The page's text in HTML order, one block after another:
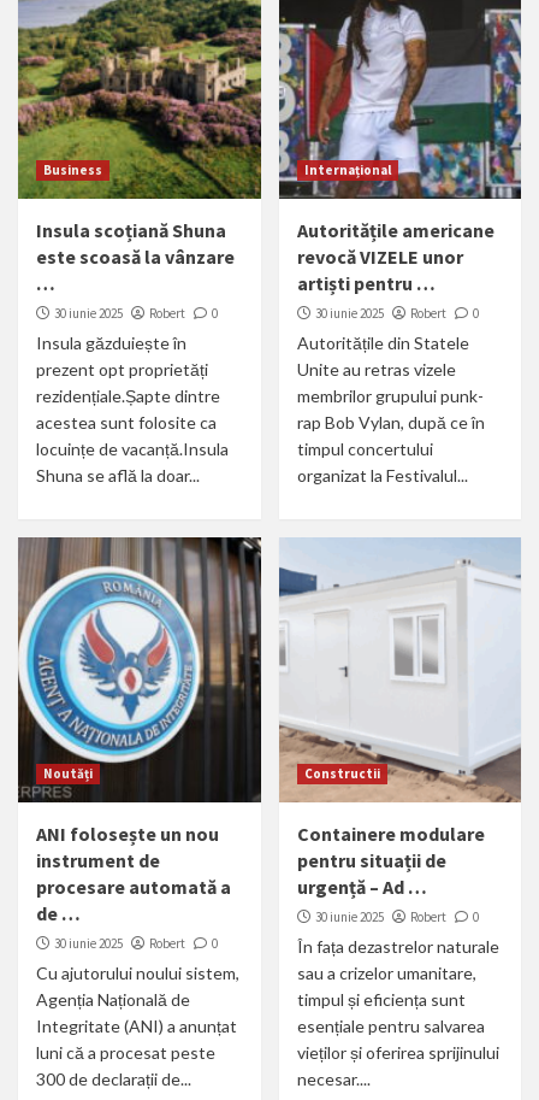
Business
Insula scoțiană Shuna
este scoasă la vânzare
…
30 iunie 2025 Robert 0
Insula găzduiește în
prezent opt proprietăți
rezidențiale.Șapte dintre
acestea sunt folosite ca
locuințe de vacanță.Insula
Shuna se află la doar...
Internațional
Autoritățile americane
revocă VIZELE unor
artiști pentru …
30 iunie 2025 Robert 0
Autoritățile din Statele
Unite au retras vizele
membrilor grupului punk-
rap Bob Vylan, după ce în
timpul concertului
organizat la Festivalul...
Noutăți
ANI folosește un nou
instrument de
procesare automată a
de …
30 iunie 2025 Robert 0
Cu ajutorului noului sistem,
Agenția Națională de
Integritate (ANI) a anunțat
luni că a procesat peste
300 de declarații de...
Constructii
Containere modulare
pentru situații de
urgență – Ad …
30 iunie 2025 Robert 0
În fața dezastrelor naturale
sau a crizelor umanitare,
timpul și eficiența sunt
esențiale pentru salvarea
vieților și oferirea sprijinului
necesar....